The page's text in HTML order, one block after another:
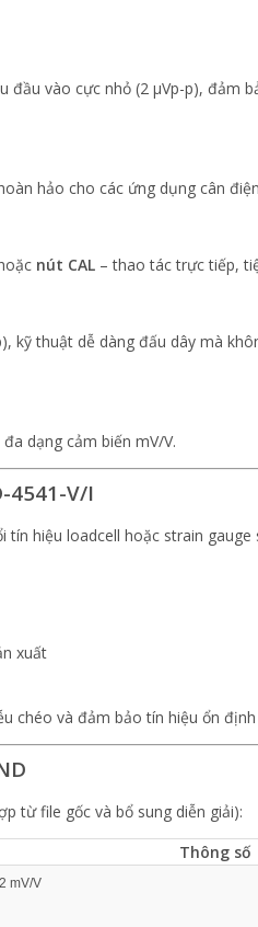
đầu vào cực nhỏ (2 μVp-p), đảm
hảo cho các ứng dụng cân
nút CAL – thao tác trực tiếp,
kỹ thuật dễ dàng đấu dây mà
dạng cảm biến mV/V.
4541-V/I
hiệu loadcell hoặc strain gauge
xuất
chéo và đảm bảo tín hiệu ổn
từ file gốc và bổ sung diễn giải):
Thông số
mV/V